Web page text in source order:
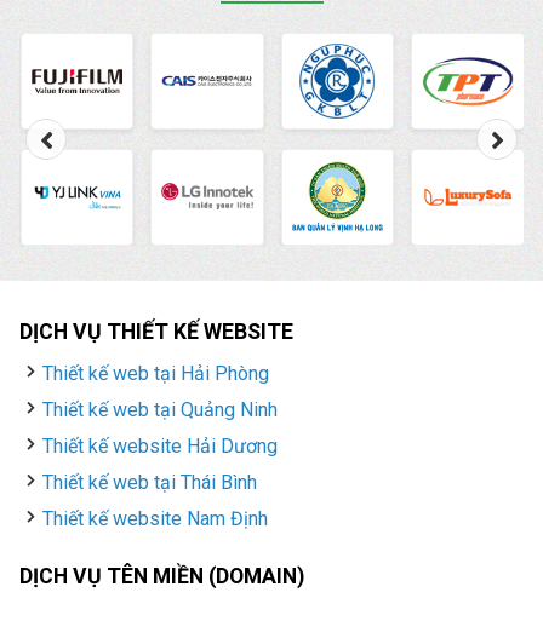
DỊCH VỤ THIẾT KẾ WEBSITE
Thiết kế web tại Hải Phòng
Thiết kế web tại Quảng Ninh
Thiết kế website Hải Dương
Thiết kế web tại Thái Bình
Thiết kế website Nam Định
DỊCH VỤ TÊN MIỀN (DOMAIN)